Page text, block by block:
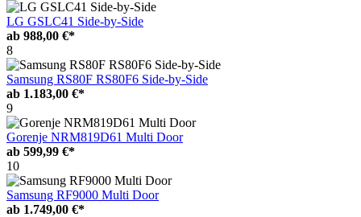
LG GSLC41 Side-by-Side
ab 988,00 €*
8
Samsung RS80F RS80F6 Side-by-Side
ab 1.183,00 €*
9
Gorenje NRM819D61 Multi Door
ab 599,99 €*
10
Samsung RF9000 Multi Door
ab 1.749,00 €*